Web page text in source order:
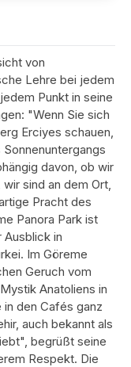
von
Lehre bei jedem
Punkt in seine
"Wenn Sie sich
Erciyes schauen,
davon, ob wir
sind an dem Ort,
Pracht des
Panora Park ist
in
Im Göreme
Geruch vom
Anatoliens in
in den Cafés ganz
auch bekannt als
begrüßt seine
Respekt. Die